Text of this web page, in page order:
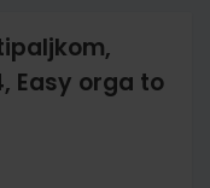
Easy orga to